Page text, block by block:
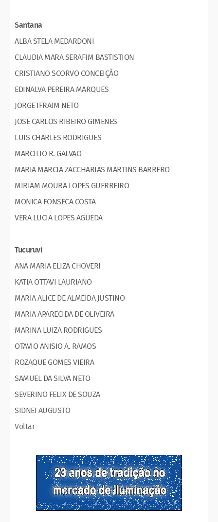
Santana
ALBA STELA MEDARDONI
CLAUDIA MARA SERAFIM BASTISTION
CRISTIANO SCORVO CONCEIÇÃO
EDINALVA PEREIRA MARQUES
JORGE IFRAIM NETO
JOSE CARLOS RIBEIRO GIMENES
LUIS CHARLES RODRIGUES
MARCILIO R. GALVAO
MARIA MARCIA ZACCHARIAS MARTINS BARRERO
MIRIAM MOURA LOPES GUERREIRO
MONICA FONSECA COSTA
VERA LUCIA LOPES AGUEDA
Tucuruvi
ANA MARIA ELIZA CHOVERI
KATIA OTTAVI LAURIANO
MARIA ALICE DE ALMEIDA JUSTINO
MARIA APARECIDA DE OLIVEIRA
MARINA LUIZA RODRIGUES
OTAVIO ANISIO A. RAMOS
ROZAQUE GOMES VIEIRA
SAMUEL DA SILVA NETO
SEVERINO FELIX DE SOUZA
SIDNEI AUGUSTO
Voltar